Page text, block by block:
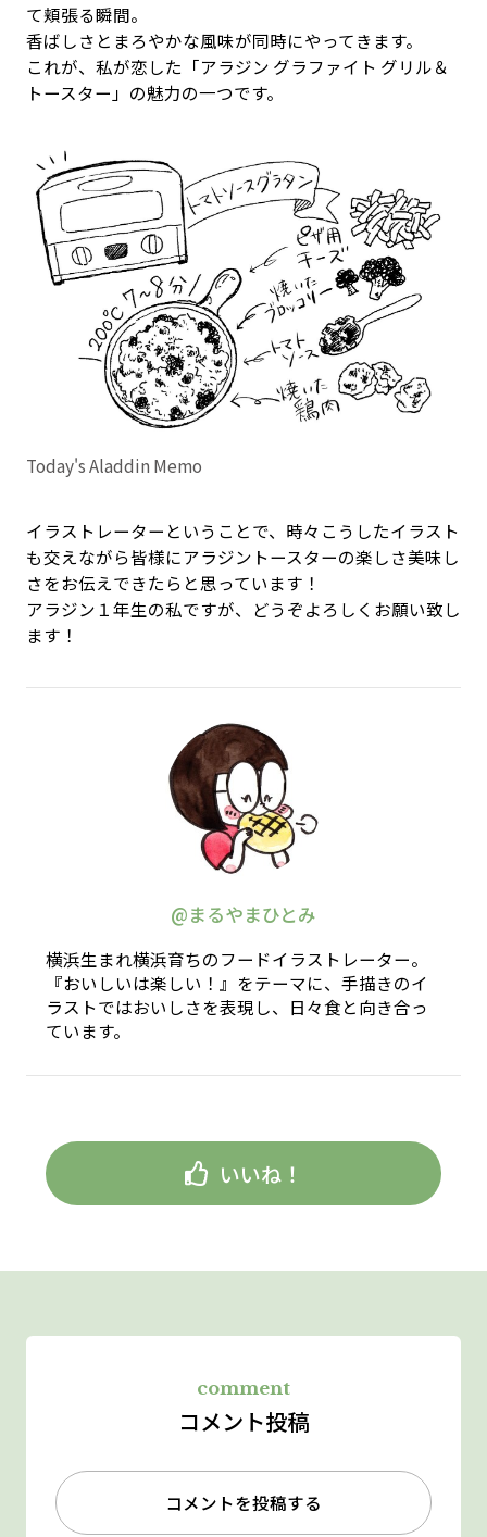
て頬張る瞬間。
香ばしさとまろやかな風味が同時にやってきます。
これが、私が恋した「アラジン グラファイト グリル＆
トースター」の魅力の一つです。
Today's Aladdin Memo
イラストレーターということで、時々こうしたイラスト
も交えながら皆様にアラジントースターの楽しさ美味し
さをお伝えできたらと思っています！
アラジン１年生の私ですが、どうぞよろしくお願い致し
ます！
@まるやまひとみ
横浜生まれ横浜育ちのフードイラストレーター。
『おいしいは楽しい！』をテーマに、手描きのイ
ラストではおいしさを表現し、日々食と向き合っ
ています。
いいね！
comment
コメント投稿
コメントを投稿する